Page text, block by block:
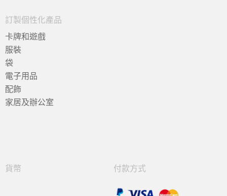
訂製個性化產品
卡牌和遊戲
服裝
袋
電子用品
配飾
家居及辦公室
貨幣 付款方式